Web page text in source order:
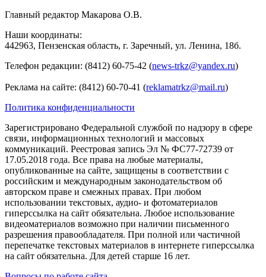
Главный редактор Макарова О.В.
Наши координаты:
442963, Пензенская область, г. Заречный, ул. Ленина, 18б.
Телефон редакции: (8412) 60-75-42 (news-trkz@yandex.ru)
Реклама на сайте: (8412) 60-70-41 (reklamatrkz@mail.ru)
Политика конфиденциальности
Зарегистрировано Федеральной службой по надзору в сфере
связи, информационных технологий и массовых
коммуникаций. Реестровая запись Эл № ФС77-72739 от
17.05.2018 года. Все права на любые материалы,
опубликованные на сайте, защищены в соответствии с
российским и международным законодательством об
авторском праве и смежных правах. При любом
использовании текстовых, аудио- и фотоматериалов
гиперссылка на сайт обязательна. Любое использование
видеоматериалов возможно при наличии письменного
разрешения правообладателя. При полной или частичной
перепечатке текстовых материалов в интернете гиперссылка
на сайт обязательна. Для детей старше 16 лет.